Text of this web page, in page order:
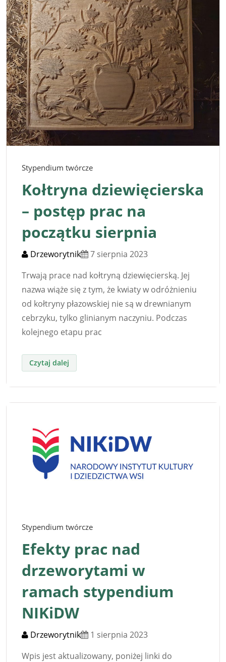
Stypendium twórcze
Kołtryna dziewięcierska
– postęp prac na
początku sierpnia
Drzeworytnik
7 sierpnia 2023
Trwają prace nad kołtryną dziewięcierską. Jej
nazwa wiąże się z tym, że kwiaty w odróżnieniu
od kołtryny płazowskiej nie są w drewnianym
cebrzyku, tylko glinianym naczyniu. Podczas
kolejnego etapu prac
Stypendium twórcze
Efekty prac nad
drzeworytami w
ramach stypendium
NIKiDW
Drzeworytnik
1 sierpnia 2023
Wpis jest aktualizowany, poniżej linki do